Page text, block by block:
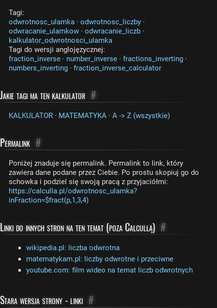
Tagi:
odwrotnosc_ulamka · odwrotnosc_liczby ·
odwracanie_ulamkow · odwracanie_liczb ·
kalkulator_odwrotnosci_ulamka
Tagi do wersji anglojęzycznej:
fraction_inverse · number_inverse · fractions_inverting ·
numbers_inverting · fraction_inverse_calculator
Jakie tagi ma ten kalkulator #
KALKULATOR · MATEMATYKA · A -> Z (wszystkie)
Permalink #
Poniżej znaduje się permalink. Permalink to link, który
zawiera dane podane przez Ciebie. Po prostu skopiuj go do
schowka i podziel się swoją pracą z przyjaciółmi:
https://calculla.pl/odwrotnosc_ulamka?
inFraction=$fract(p,1,3,4)
Linki do innych stron na ten temat (poza Calcullą) #
wikipedia.pl: liczba odwrotna
matematykam.pl: liczby odwrotne i przeciwne
youtube.com: film wideo na temat liczb odwrotnych
Stara wersja strony - linki #